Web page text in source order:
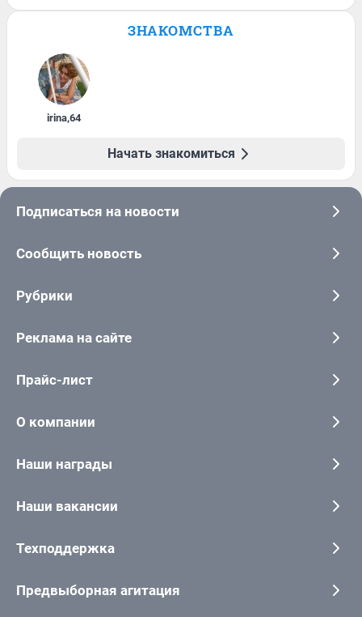
ЗНАКОМСТВА
irina,64
Начать знакомиться
Подписаться на новости
Сообщить новость
Рубрики
Реклама на сайте
Прайс-лист
О компании
Наши награды
Наши вакансии
Техподдержка
Предвыборная агитация